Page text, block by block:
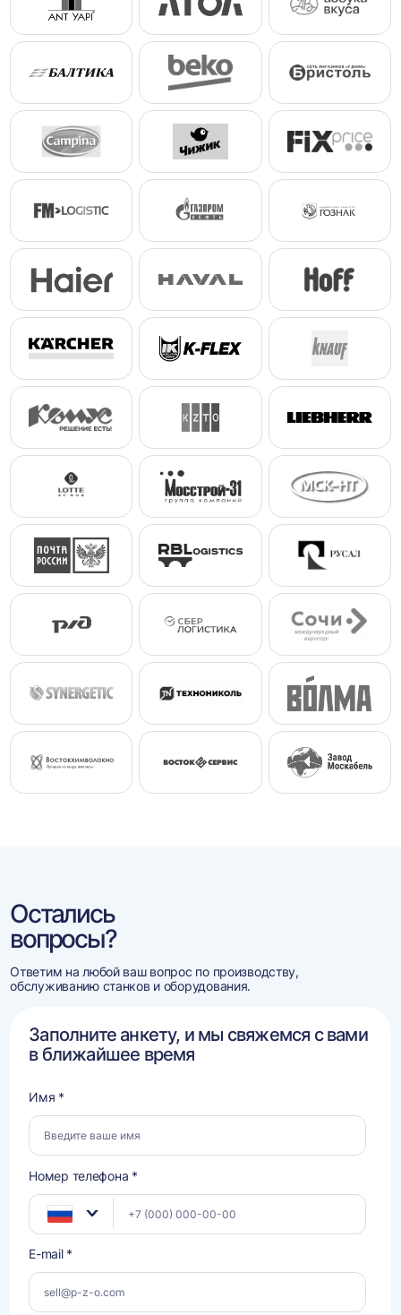
Остались
вопросы?
Ответим на любой ваш вопрос по производству,
обслуживанию станков и оборудования.
Заполните анкету, и мы свяжемся с вами
в ближайшее время
Имя *
Номер телефона *
E-mail *